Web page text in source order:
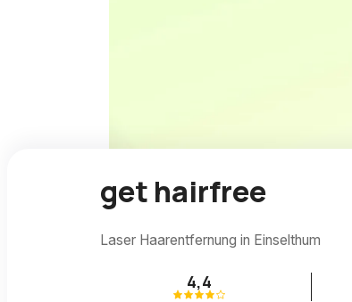
get hairfree
Laser Haarentfernung in Einselthum
4,4